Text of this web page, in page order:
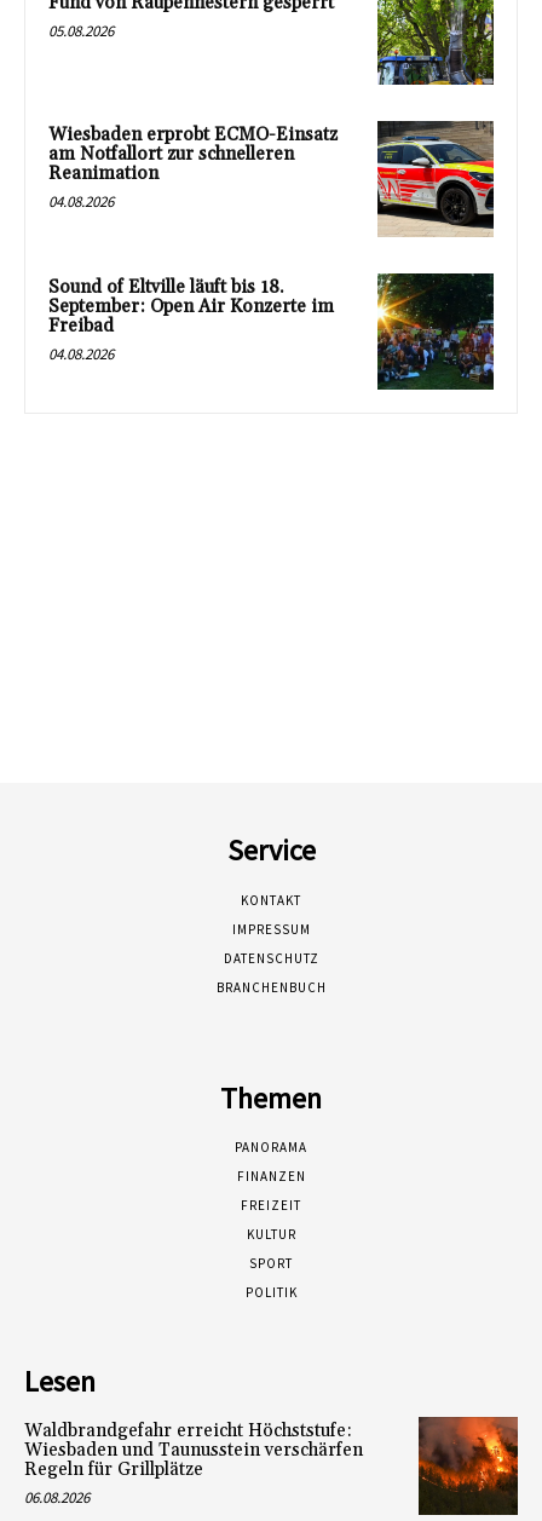
05.08.2026
Wiesbaden erprobt ECMO-Einsatz
am Notfallort zur schnelleren
Reanimation
04.08.2026
Sound of Eltville läuft bis 18.
September: Open Air Konzerte im
Freibad
04.08.2026
Service
KONTAKT
IMPRESSUM
DATENSCHUTZ
BRANCHENBUCH
Themen
PANORAMA
FINANZEN
FREIZEIT
KULTUR
SPORT
POLITIK
Lesen
Waldbrandgefahr erreicht Höchststufe:
Wiesbaden und Taunusstein verschärfen
Regeln für Grillplätze
06.08.2026